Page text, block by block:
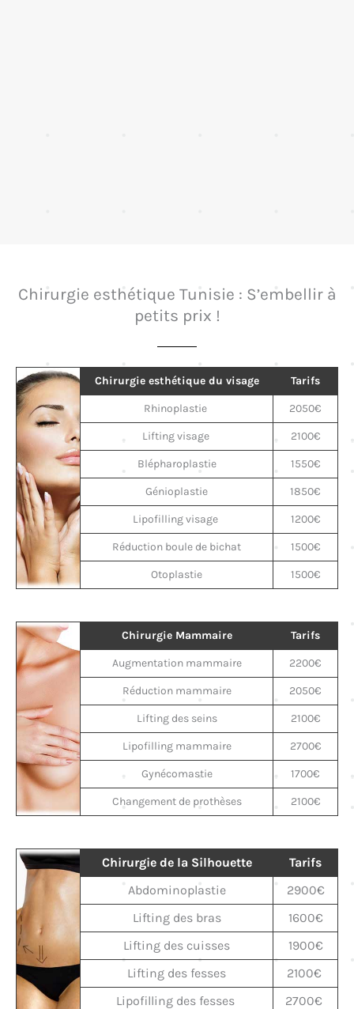
Chirurgie esthétique Tunisie : S’embellir à
petits prix !
Chirurgie esthétique du visage Tarifs
Rhinoplastie 2050€
Lifting visage 2100€
Blépharoplastie 1550€
Génioplastie 1850€
Lipofilling visage 1200€
Réduction boule de bichat 1500€
Otoplastie 1500€
Chirurgie Mammaire Tarifs
Augmentation mammaire 2200€
Réduction mammaire 2050€
Lifting des seins 2100€
Lipofilling mammaire 2700€
Gynécomastie 1700€
Changement de prothèses 2100€
Chirurgie de la Silhouette
Tarifs
Abdominoplastie
2900€
Lifting des bras
1600€
Lifting des cuisses
1900€
Lifting des fesses
2100€
Lipofilling des fesses
2700€